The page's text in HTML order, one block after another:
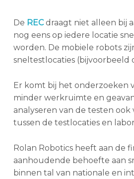
De REC draagt niet alleen bij
nog eens op iedere locatie
worden. De mobiele robots
sneltestlocaties
Er komt bij het onderzoeken
minder werkruimte en
analyseren van de testen
tussen de testlocaties en
Rolan Robotics heeft aan de
aanhoudende behoefte aan
binnen tal van nationale en